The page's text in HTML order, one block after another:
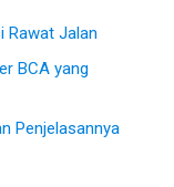
Rawat Jalan
BCA yang
Penjelasannya